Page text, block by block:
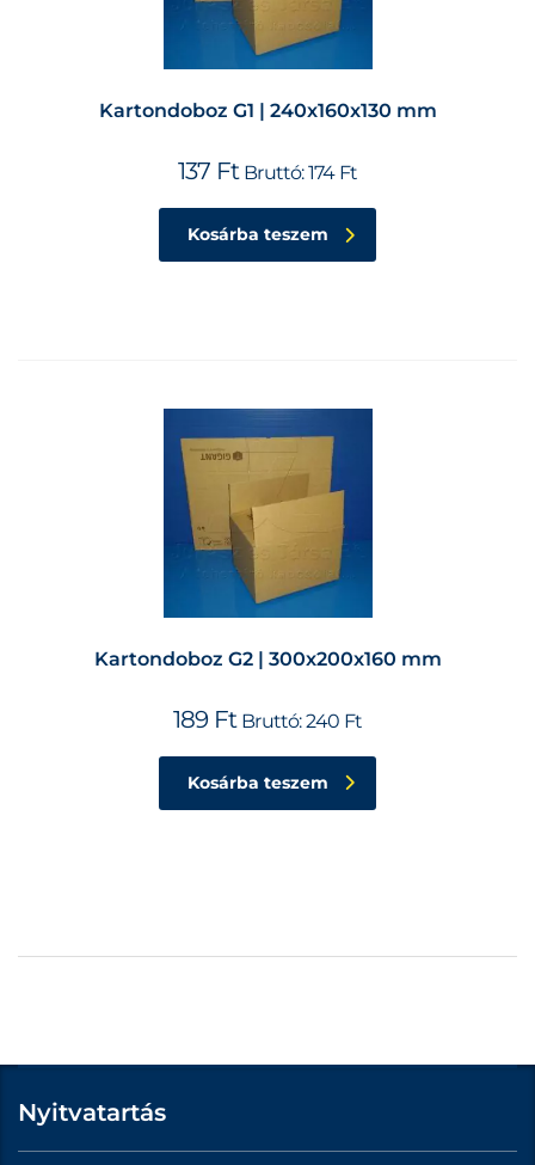
Kartondoboz G1 | 240x160x130 mm
137 Ft Bruttó:174 Ft
Kosárba teszem
Kartondoboz G2 | 300x200x160 mm
189 Ft Bruttó:240 Ft
Kosárba teszem
Nyitvatartás